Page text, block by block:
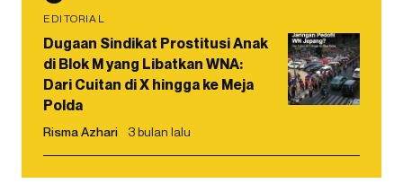
EDITORIAL
Dugaan Sindikat Prostitusi Anak
di Blok M yang Libatkan WNA:
Dari Cuitan di X hingga ke Meja
Polda
Risma Azhari 3 bulan lalu